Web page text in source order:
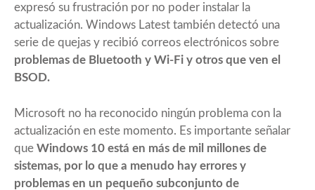
expresó su frustración por no poder instalar la
actualización. Windows Latest también detectó una
serie de quejas y recibió correos electrónicos sobre
problemas de Bluetooth y Wi-Fi y otros que ven el
BSOD.
Microsoft no ha reconocido ningún problema con la
actualización en este momento. Es importante señalar
que Windows 10 está en más de mil millones de
sistemas, por lo que a menudo hay errores y
problemas en un pequeño subconjunto de